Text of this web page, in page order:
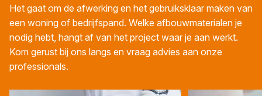
Het gaat om de afwerking en het gebruiksklaar maken van
een woning of bedrijfspand. Welke afbouwmaterialen je
nodig hebt, hangt af van het project waar je aan werkt.
Kom gerust bij ons langs en vraag advies aan onze
professionals.